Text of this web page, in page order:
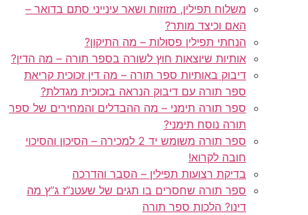
משלוח תפילין, מזוזות ושאר עינייני סתם בדואר –
האם וכיצד מותר?
הנחתי תפילין פסולות – מה התיקון?
אותיות שיוצאות חוץ לשורה בספר תורה – מה הדין?
דיבוק באותיות ספר תורה – מה דין זכוכית קריאת
ספר תורה עם דיבוק הנראה בזכוכית מגדלת?
ספר תורה תימני – מה ההבדלים והמחירים של ספר
תורה נוסח תימני?
ספר תורה משומש יד 2 למכירה – הסיכון והסיכוי
חובה לקרוא!
בדיקת רצועות תפילין – הסבר והדרכה
ספר תורה שחסרים בו תגים של שעטנ”ז ג”ץ מה
דינו? הלכות ספר תורה